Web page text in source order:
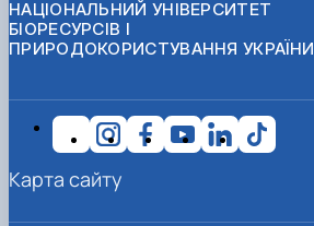
НАЦІОНАЛЬНИЙ УНІВЕРСИТЕТ
БІОРЕСУРСІВ І
ПРИРОДОКОРИСТУВАННЯ УКРАЇНИ
Карта сайту